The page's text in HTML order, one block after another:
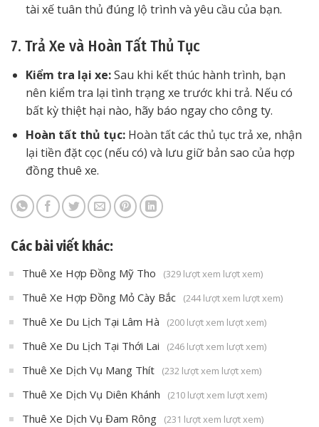
tài xế tuân thủ đúng lộ trình và yêu cầu của bạn.
7. Trả Xe và Hoàn Tất Thủ Tục
Kiểm tra lại xe:Sau khi kết thúc hành trình, bạn
nên kiểm tra lại tình trạng xe trước khi trả. Nếu có
bất kỳ thiệt hại nào, hãy báo ngay cho công ty.
Hoàn tất thủ tục:Hoàn tất các thủ tục trả xe, nhận
lại tiền đặt cọc (nếu có) và lưu giữ bản sao của hợp
đồng thuê xe.
Các bài viết khác:
Thuê Xe Hợp Đồng Mỹ Tho (329 lượt xem lượt xem)
Thuê Xe Hợp Đồng Mỏ Cày Bắc (244 lượt xem lượt xem)
Thuê Xe Du Lịch Tại Lâm Hà (200 lượt xem lượt xem)
Thuê Xe Du Lịch Tại Thới Lai (246 lượt xem lượt xem)
Thuê Xe Dịch Vụ Mang Thít (232 lượt xem lượt xem)
Thuê Xe Dịch Vụ Diên Khánh (210 lượt xem lượt xem)
Thuê Xe Dịch Vụ Đam Rông (231 lượt xem lượt xem)